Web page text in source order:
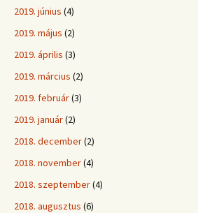
2019. június (4)
2019. május (2)
2019. április (3)
2019. március (2)
2019. február(3)
2019. január(2)
2018. december(2)
2018. november(4)
2018. szeptember(4)
2018. augusztus (6)